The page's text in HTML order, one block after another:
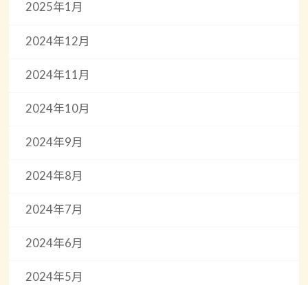
2025年1月
2024年12月
2024年11月
2024年10月
2024年9月
2024年8月
2024年7月
2024年6月
2024年5月